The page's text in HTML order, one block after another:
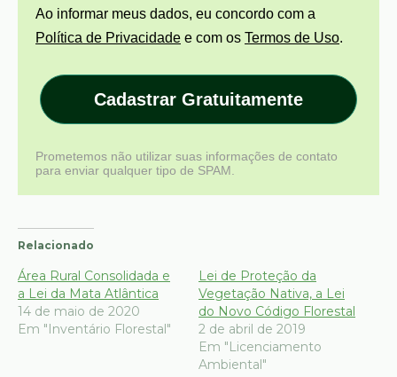
Ao informar meus dados, eu concordo com a
Política de Privacidade e com os Termos de Uso.
Cadastrar Gratuitamente
Prometemos não utilizar suas informações de contato
para enviar qualquer tipo de SPAM.
Relacionado
Área Rural Consolidada e
a Lei da Mata Atlântica
14 de maio de 2020
Em "Inventário Florestal"
Lei de Proteção da
Vegetação Nativa, a Lei
do Novo Código Florestal
2 de abril de 2019
Em "Licenciamento
Ambiental"